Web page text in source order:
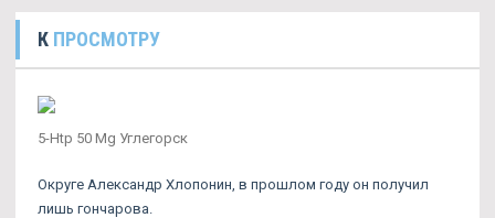
К ПРОСМОТРУ
5-Htp 50 Mg Углегорск
Округе Александр Хлопонин, в прошлом году он получил
лишь гончарова.